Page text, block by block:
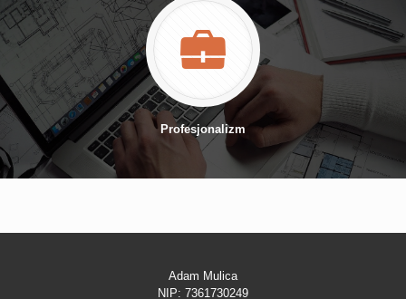
Profesjonalizm
Adam Mulica
NIP: 7361730249